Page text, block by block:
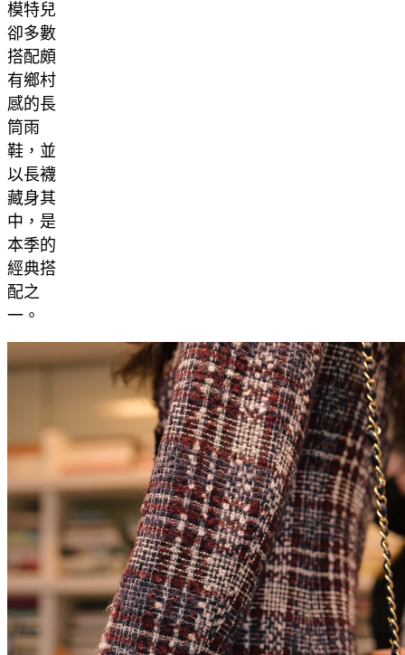
模特兒
卻多數
搭配頗
有鄉村
感的長
筒雨
鞋，並
以長襪
藏身其
中，是
本季的
經典搭
配之
一。